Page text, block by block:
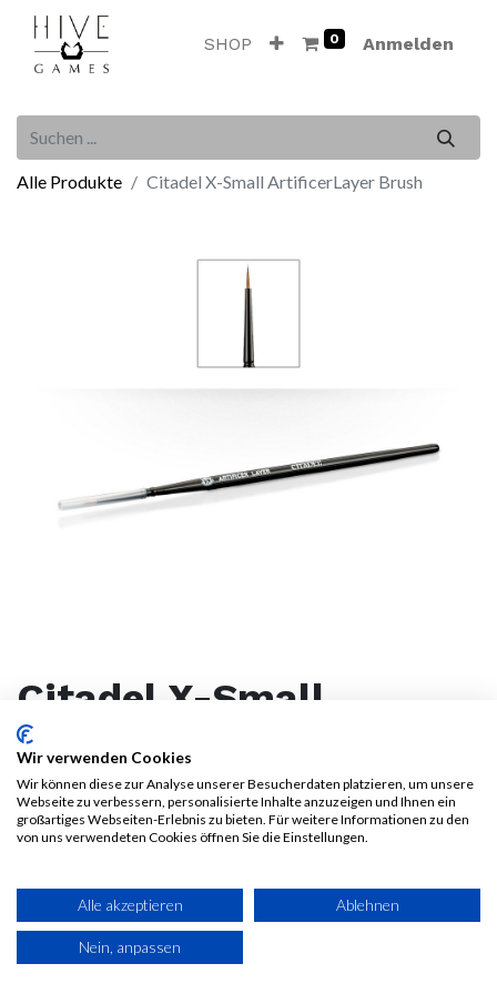
SHOP 0 Anmelden
Alle Produkte Citadel X-Small ArtificerLayer Brush
Citadel X-Small
ArtificerLayer Brush
24,21€ 26,90€ Alle Preise inkl. MwSt.
zzgl. Versandkosten
30-Tage-Bestpreisgarantie**:
Wir verwenden Cookies
Wir können diese zur Analyse unserer Besucherdaten platzieren, um unsere
Webseite zu verbessern, personalisierte Inhalte anzuzeigen und Ihnen ein
großartiges Webseiten-Erlebnis zu bieten. Für weitere Informationen zu den
von uns verwendeten Cookies öffnen Sie die Einstellungen.
Alle akzeptieren Ablehnen
Nein, anpassen